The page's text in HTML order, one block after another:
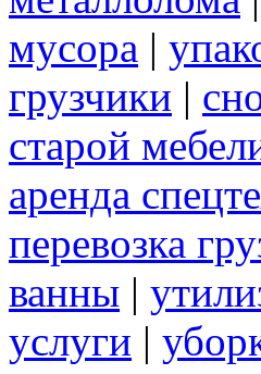
мусора |
грузчики |
старой
аренда
перевозка
ванны |
услуги |